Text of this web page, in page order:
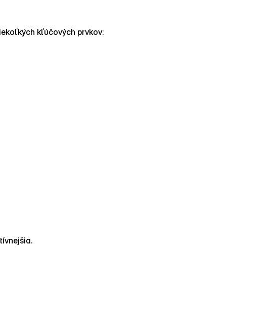
kľúčových prvkov: